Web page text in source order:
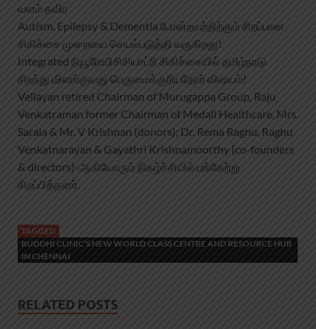
வளம் தவிர
Autism, Epilepsy & Dementia போன்றவற்றிற்கும் சிறப்பான
சிகிச்சை முறையை செயல்படுத்தி வருகிறது!
Integrated நியூரோபிசிசியாட்ரி சிகிச்சையில் தமிழ்நாடு
சிறந்து விளங்குவது பெருமைக்குரியதோர் விஷயம்!
Vellayan retired Chairman of Murugappa Group, Raju
Venkatraman former Chairman of Medall Healthcare, Mrs.
Sarala & Mr. V Krishnan (donors); Dr. Rema Raghu, Raghu
Venkatnarayan & Gayathri Krishnamoorthy (co-founders
& directors)-ஆகியோரும் நிகழ்ச்சியில் பங்கேற்று
சிறப்பித்தனர்.
TAGGED
BUDDHI CLINIC’S NEW WORLD CLASS CENTRE AND RESOURCE HUB
IN CHENNAI
RELATED POSTS